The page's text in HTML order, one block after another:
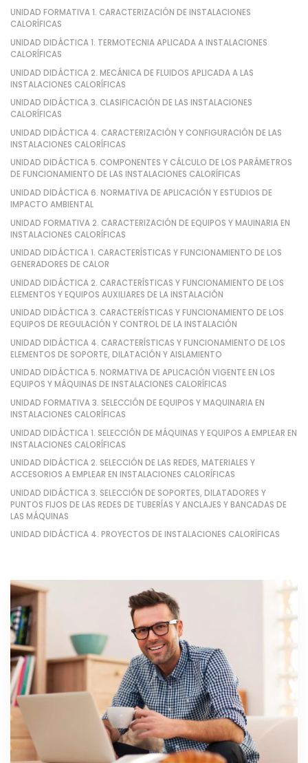
UNIDAD FORMATIVA 1. CARACTERIZACIÓN DE INSTALACIONES
CALORÍFICAS
UNIDAD DIDÁCTICA 1. TERMOTECNIA APLICADA A INSTALACIONES
CALORÍFICAS
UNIDAD DIDÁCTICA 2. MECÁNICA DE FLUIDOS APLICADA A LAS
INSTALACIONES CALORÍFICAS
UNIDAD DIDÁCTICA 3. CLASIFICACIÓN DE LAS INSTALACIONES
CALORÍFICAS
UNIDAD DIDÁCTICA 4. CARACTERIZACIÓN Y CONFIGURACIÓN DE LAS
INSTALACIONES CALORÍFICAS
UNIDAD DIDÁCTICA 5. COMPONENTES Y CÁLCULO DE LOS PARÁMETROS
DE FUNCIONAMIENTO DE LAS INSTALACIONES CALORÍFICAS
UNIDAD DIDÁCTICA 6. NORMATIVA DE APLICACIÓN Y ESTUDIOS DE
IMPACTO AMBIENTAL
UNIDAD FORMATIVA 2. CARACTERIZACIÓN DE EQUIPOS Y MAUINARIA EN
INSTALACIONES CALORÍFICAS
UNIDAD DIDÁCTICA 1. CARACTERÍSTICAS Y FUNCIONAMIENTO DE LOS
GENERADORES DE CALOR
UNIDAD DIDÁCTICA 2. CARACTERÍSTICAS Y FUNCIONAMIENTO DE LOS
ELEMENTOS Y EQUIPOS AUXILIARES DE LA INSTALACIÓN
UNIDAD DIDÁCTICA 3. CARACTERÍSTICAS Y FUNCIONAMIENTO DE LOS
EQUIPOS DE REGULACIÓN Y CONTROL DE LA INSTALACIÓN
UNIDAD DIDÁCTICA 4. CARACTERÍSTICAS Y FUNCIONAMIENTO DE LOS
ELEMENTOS DE SOPORTE, DILATACIÓN Y AISLAMIENTO
UNIDAD DIDÁCTICA 5. NORMATIVA DE APLICACIÓN VIGENTE EN LOS
EQUIPOS Y MÁQUINAS DE INSTALACIONES CALORÍFICAS
UNIDAD FORMATIVA 3. SELECCIÓN DE EQUIPOS Y MAQUINARIA EN
INSTALACIONES CALORÍFICAS
UNIDAD DIDÁCTICA 1. SELECCIÓN DE MÁQUINAS Y EQUIPOS A EMPLEAR EN
INSTALACIONES CALORÍFICAS
UNIDAD DIDÁCTICA 2. SELECCIÓN DE LAS REDES, MATERIALES Y
ACCESORIOS A EMPLEAR EN INSTALACIONES CALORÍFICAS
UNIDAD DIDÁCTICA 3. SELECCIÓN DE SOPORTES, DILATADORES Y
PUNTOS FIJOS DE LAS REDES DE TUBERÍAS Y ANCLAJES Y BANCADAS DE
LAS MÁQUINAS
UNIDAD DIDÁCTICA 4. PROYECTOS DE INSTALACIONES CALORÍFICAS